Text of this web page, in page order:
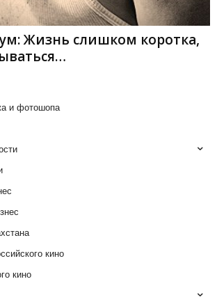
Жизнь слишком коротка,
и фотошопа
кино
кино